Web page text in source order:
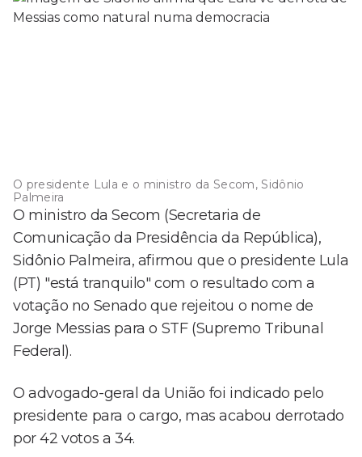
O presidente Lula e o ministro da Secom, Sidônio
Palmeira
O ministro da Secom (Secretaria de
Comunicação da Presidência da República),
Sidônio Palmeira, afirmou que o presidente Lula
(PT) "está tranquilo" com o resultado com a
votação no Senado que rejeitou o nome de
Jorge Messias para o STF (Supremo Tribunal
Federal).
O advogado-geral da União foi indicado pelo
presidente para o cargo, mas acabou derrotado
por 42 votos a 34.